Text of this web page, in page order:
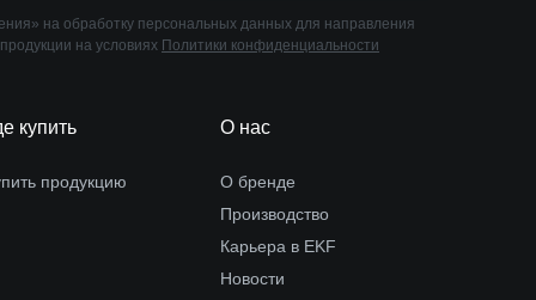
на обработку персональных данных для направления
на условиях Политики конфиденциальности
купить
продукцию
О нас
О бренде
Производство
Карьера в EKF
Новости